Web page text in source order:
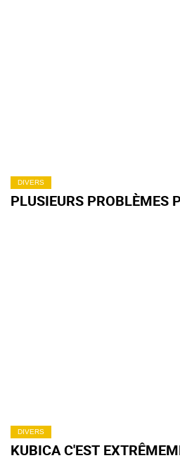
DIVERS
PLUSIEURS PROBLÈMES
DIVERS
KUBICA C'EST